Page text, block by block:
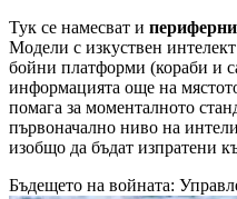
Тук се намесват и
Модели с изкуствен
бойни платформи (кораби и
информацията още на
помага за моменталното
първоначално ниво на
изобщо да бъдат изпратени
Бъдещето на войната: